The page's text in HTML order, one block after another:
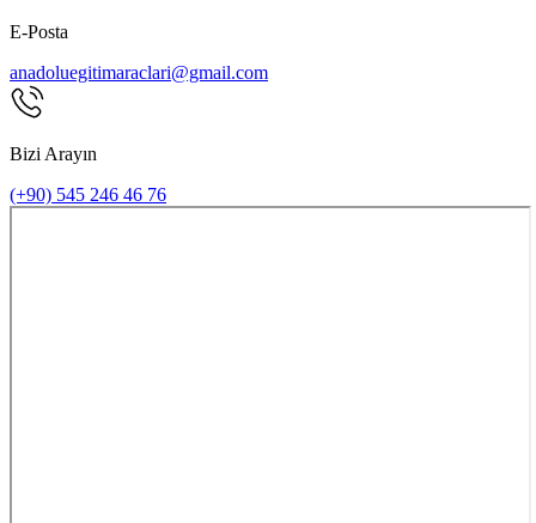
E-Posta
anadoluegitimaraclari@gmail.com
Bizi Arayın
(+90) 545 246 46 76